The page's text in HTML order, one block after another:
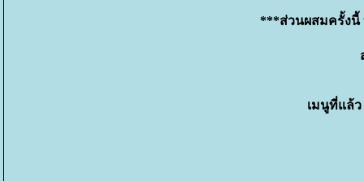
***ส่วนผสมครั้งนี้
เมนูที่แล้